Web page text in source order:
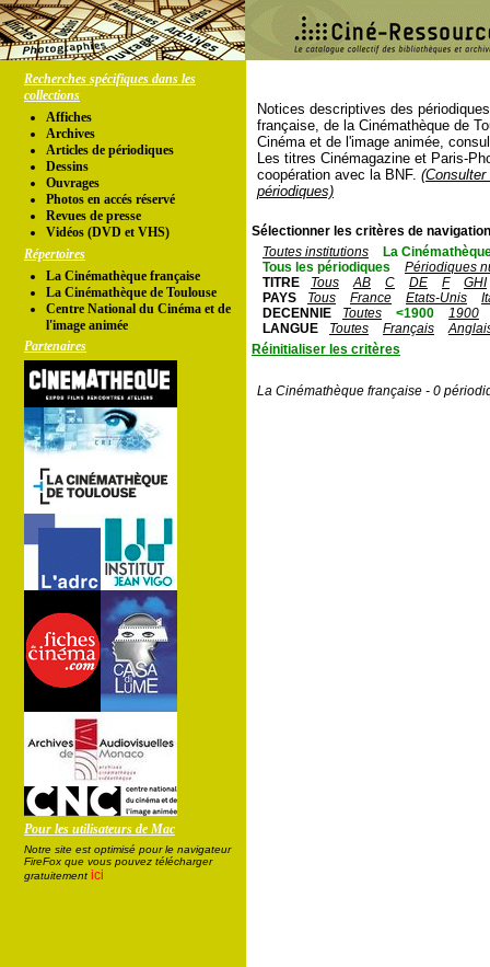
Recherches spécifiques dans les
collections
Affiches
Archives
Articles de périodiques
Dessins
Ouvrages
Photos en accés réservé
Revues de presse
Vidéos (DVD et VHS)
Répertoires
La Cinémathèque française
La Cinémathèque de Toulouse
Centre National du Cinéma et de
l'image animée
Partenaires
Pour les utilisateurs de Mac
Notre site est optimisé pour le navigateur
FireFox que vous pouvez télécharger
gratuitement ici
Notices descriptives des
française, de la Cinémathèque de
Cinéma et de l'image animée,
Les titres Cinémagazine et Paris-
coopération avec la BNF.
périodiques)
Sélectionner les critères de
Toutes institutions
La
Tous les périodiques
Périodiques
TITRE
Tous AB C DE F
GHI
PAYS
Tous France Etats-Unis
DECENNIE
Toutes <1900
1900
LANGUE
Toutes Français
Réinitialiser les critères
La Cinémathèque française - 0